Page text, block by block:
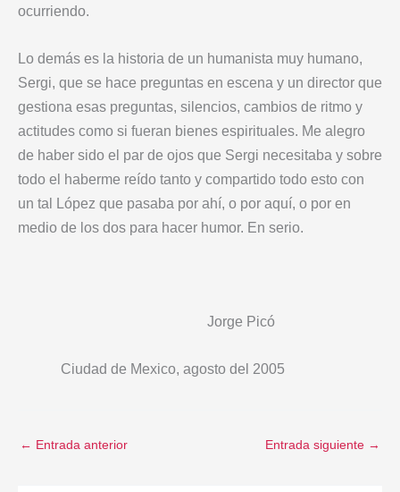
ocurriendo.
Lo demás es la historia de un humanista muy humano,
Sergi, que se hace preguntas en escena y un director que
gestiona esas preguntas, silencios, cambios de ritmo y
actitudes como si fueran bienes espirituales. Me alegro
de haber sido el par de ojos que Sergi necesitaba y sobre
todo el haberme reído tanto y compartido todo esto con
un tal López que pasaba por ahí, o por aquí, o por en
medio de los dos para hacer humor. En serio.
Jorge Picó
Ciudad de Mexico, agosto del 2005
← Entrada anterior Entrada siguiente →